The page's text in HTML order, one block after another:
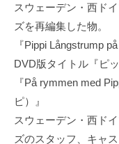
スウェーデン・西ド
ズを再編集した物。
『Pippi Långstrump
DVD版タイトル『ピ
『På rymmen med
ピ）』
スウェーデン・西ド
ズのスタッフ、キャ